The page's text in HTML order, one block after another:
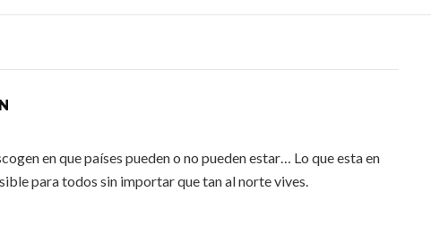
en que países pueden o no pueden estar… Lo que esta en
para todos sin importar que tan al norte vives.